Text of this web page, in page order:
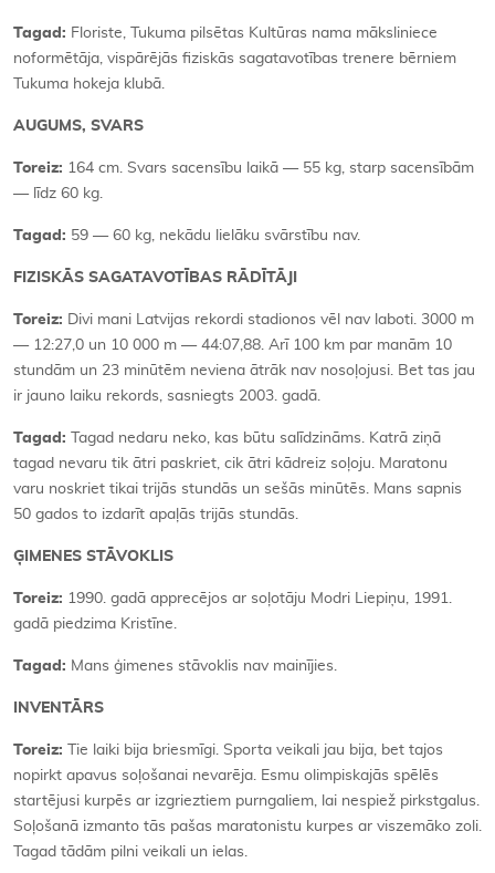
Tagad: Floriste, Tukuma pilsētas Kultūras nama māksliniece
noformētāja, vispārējās fiziskās sagatavotības trenere bērniem
Tukuma hokeja klubā.
AUGUMS, SVARS
Toreiz: 164 cm. Svars sacensību laikā — 55 kg, starp sacensībām
— līdz 60 kg.
Tagad: 59 — 60 kg, nekādu lielāku svārstību nav.
FIZISKĀS SAGATAVOTĪBAS RĀDĪTĀJI
Toreiz: Divi mani Latvijas rekordi stadionos vēl nav laboti. 3000 m
— 12:27,0 un 10 000 m — 44:07,88. Arī 100 km par manām 10
stundām un 23 minūtēm neviena ātrāk nav nosoļojusi. Bet tas jau
ir jauno laiku rekords, sasniegts 2003. gadā.
Tagad: Tagad nedaru neko, kas būtu salīdzināms. Katrā ziņā
tagad nevaru tik ātri paskriet, cik ātri kādreiz soļoju. Maratonu
varu noskriet tikai trijās stundās un sešās minūtēs. Mans sapnis
50 gados to izdarīt apaļās trijās stundās.
ĢIMENES STĀVOKLIS
Toreiz: 1990. gadā apprecējos ar soļotāju Modri Liepiņu, 1991.
gadā piedzima Kristīne.
Tagad: Mans ģimenes stāvoklis nav mainījies.
INVENTĀRS
Toreiz: Tie laiki bija briesmīgi. Sporta veikali jau bija, bet tajos
nopirkt apavus soļošanai nevarēja. Esmu olimpiskajās spēlēs
startējusi kurpēs ar izgrieztiem purngaliem, lai nespiež pirkstgalus.
Soļošanā izmanto tās pašas maratonistu kurpes ar viszemāko zoli.
Tagad tādām pilni veikali un ielas.